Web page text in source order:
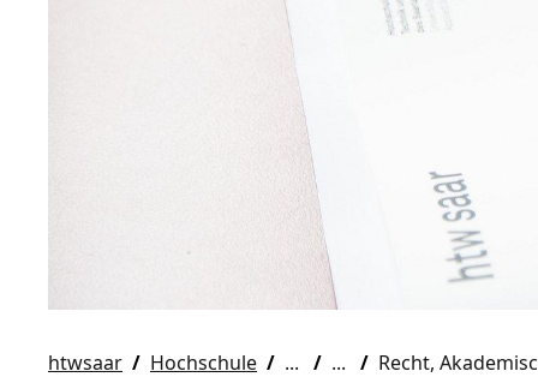
htwsaar Hochschule Recht,